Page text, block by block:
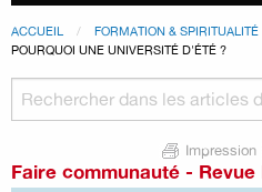
ACCUEIL FORMATION & SPIRITUALITÉ
POURQUOI UNE UNIVERSITÉ D'ÉTÉ ?
Impression
Faire communauté - Revue